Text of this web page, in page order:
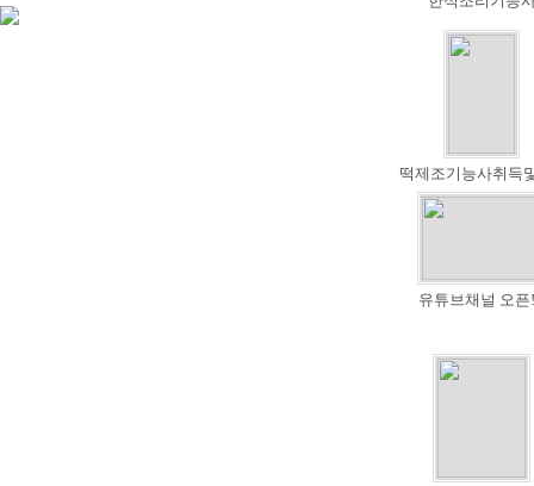
떡제조기능사취득
유튜브채널 오